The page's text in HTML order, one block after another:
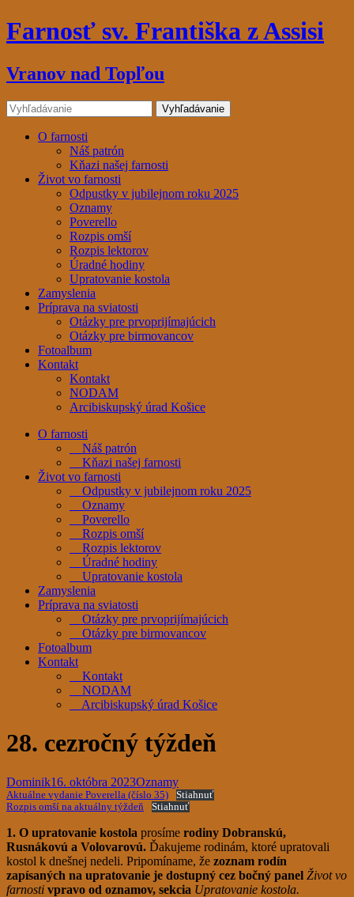
Farnosť sv. Františka z Assisi
Vranov nad Topľou
O farnosti
Náš patrón
Kňazi našej farnosti
Život vo farnosti
Odpustky v jubilejnom roku 2025
Oznamy
Poverello
Rozpis omší
Rozpis lektorov
Úradné hodiny
Upratovanie kostola
Zamyslenia
Príprava na sviatosti
Otázky pre prvoprijímajúcich
Otázky pre birmovancov
Fotoalbum
Kontakt
Kontakt
NODAM
Arcibiskupský úrad Košice
O farnosti
Náš patrón
Kňazi našej farnosti
Život vo farnosti
Odpustky v jubilejnom roku 2025
Oznamy
Poverello
Rozpis omší
Rozpis lektorov
Úradné hodiny
Upratovanie kostola
Zamyslenia
Príprava na sviatosti
Otázky pre prvoprijímajúcich
Otázky pre birmovancov
Fotoalbum
Kontakt
Kontakt
NODAM
Arcibiskupský úrad Košice
28. cezročný týždeň
Dominik16. októbra 2023Oznamy
Aktuálne vydanie Poverella (číslo 35)
Stiahnuť
Rozpis omší na aktuálny týždeň
Stiahnuť
1. O upratovanie kostola prosíme rodiny Dobranskú,
Rusnákovú a Volovarovú. Ďakujeme rodinám, ktoré upratovali
kostol k dnešnej nedeli. Pripomíname, že zoznam rodín
zapísaných na upratovanie je dostupný cez bočný panel Život vo
farnosti vpravo od oznamov, sekcia Upratovanie kostola.